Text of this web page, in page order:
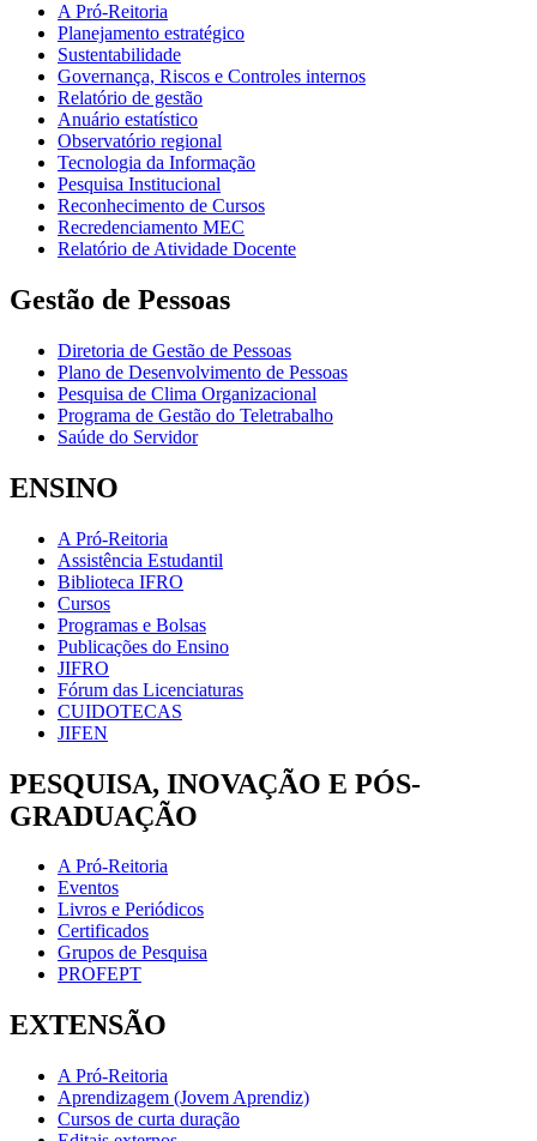
A Pró-Reitoria
Planejamento estratégico
Sustentabilidade
Governança, Riscos e Controles internos
Relatório de gestão
Anuário estatístico
Observatório regional
Tecnologia da Informação
Pesquisa Institucional
Reconhecimento de Cursos
Recredenciamento MEC
Relatório de Atividade Docente
Gestão de Pessoas
Diretoria de Gestão de Pessoas
Plano de Desenvolvimento de Pessoas
Pesquisa de Clima Organizacional
Programa de Gestão do Teletrabalho
Saúde do Servidor
ENSINO
A Pró-Reitoria
Assistência Estudantil
Biblioteca IFRO
Cursos
Programas e Bolsas
Publicações do Ensino
JIFRO
Fórum das Licenciaturas
CUIDOTECAS
JIFEN
PESQUISA, INOVAÇÃO E PÓS-
GRADUAÇÃO
A Pró-Reitoria
Eventos
Livros e Periódicos
Certificados
Grupos de Pesquisa
PROFEPT
EXTENSÃO
A Pró-Reitoria
Aprendizagem (Jovem Aprendiz)
Cursos de curta duração